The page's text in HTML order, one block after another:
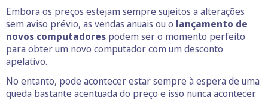
Embora os preços estejam sempre sujeitos a alterações
sem aviso prévio, as vendas anuais ou o lançamento de
novos computadores podem ser o momento perfeito
para obter um novo computador com um desconto
apelativo.
No entanto, pode acontecer estar sempre à espera de uma
queda bastante acentuada do preço e isso nunca acontecer.